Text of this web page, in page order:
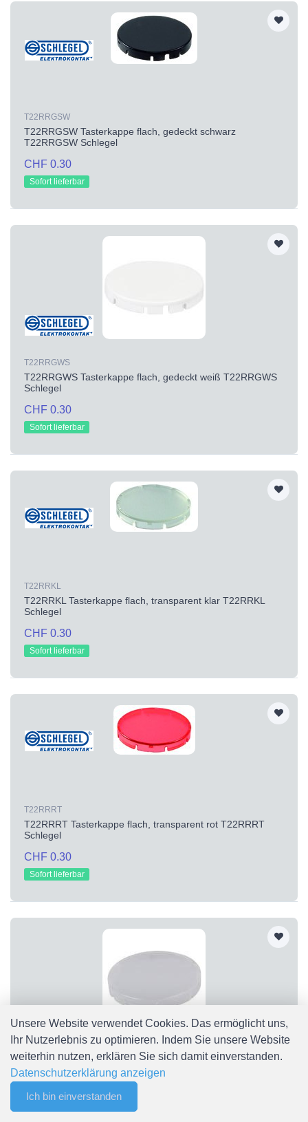
Merkliste
T22RRGSW
T22RRGSW Tasterkappe flach, gedeckt schwarz
T22RRGSW Schlegel
CHF 0.30
Sofort lieferbar
T22RRGWS
T22RRGWS Tasterkappe flach, gedeckt weiß T22RRGWS
Schlegel
CHF 0.30
Sofort lieferbar
T22RRKL
T22RRKL Tasterkappe flach, transparent klar T22RRKL
Schlegel
CHF 0.30
Sofort lieferbar
T22RRRT
T22RRRT Tasterkappe flach, transparent rot T22RRRT
Schlegel
CHF 0.30
Sofort lieferbar
T22RRWS
T22RRWS Tasterkappe flach, transparent weiß T22RRWS
Schlegel
CHF 0.30
Unsere Website verwendet Cookies. Das ermöglicht uns,
Ihr Nutzerlebnis zu optimieren. Indem Sie unsere Website
weiterhin nutzen, erklären Sie sich damit einverstanden.
Datenschutzerklärung anzeigen
Ich bin einverstanden